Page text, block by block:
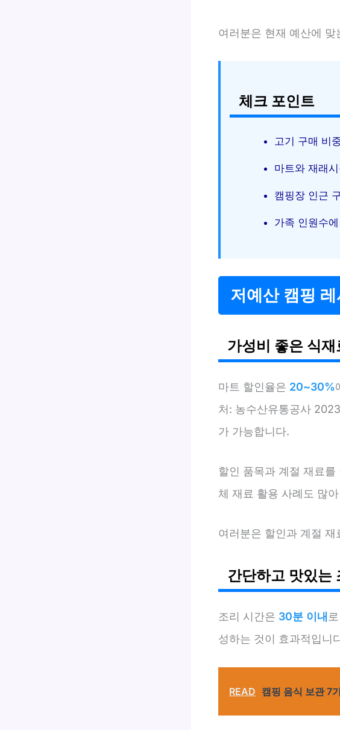
여러분은 현재 예산에
체크 포인트
고기 구매 비
마트와 재래
캠핑장 인근
가족 인원수
저예산 캠핑
가성비 좋은 식재
마트 할인율은 20~30%
처: 농수산유통공사
가 가능합니다.
할인 품목과 계절 재료
체 재료 활용 사례도 많
여러분은 할인과 계절
간단하고 맛있는
조리 시간은 30분 이내
성하는 것이 효과적입니
READ 캠핑 음식 보관 7